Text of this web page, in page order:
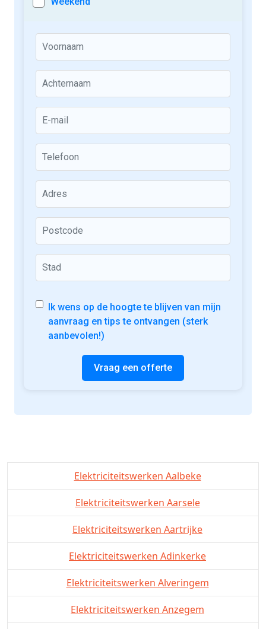
Ik wens op de hoogte te blijven van mijn
aanvraag en tips te ontvangen (sterk
aanbevolen!)
Vraag een offerte
Elektriciteitswerken Aalbeke
Elektriciteitswerken Aarsele
Elektriciteitswerken Aartrijke
Elektriciteitswerken Adinkerke
Elektriciteitswerken Alveringem
Elektriciteitswerken Anzegem